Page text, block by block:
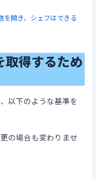
を開き、シェフはできる
取得するため
以下のような基準を
の場合も変わりませ